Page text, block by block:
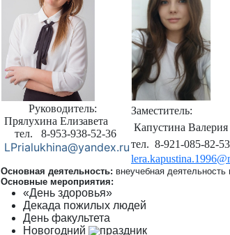
Руководитель:
Прялухина Елизавета
тел.
8-953-938-52-36
LPrialukhina@yandex.ru
Заместитель:
Капустина Валерия
тел. 8-921-085-82-53
Основная деятельность: внеучебная деятельность
Основные мероприятия:
«День здоровья»
Декада пожилых людей
День факультета
Новогодний
праздник